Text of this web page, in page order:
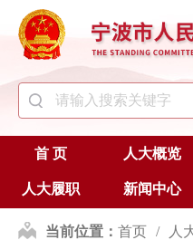
首 页 人大概览
人大履职 新闻中心
当前位置： 首页 人